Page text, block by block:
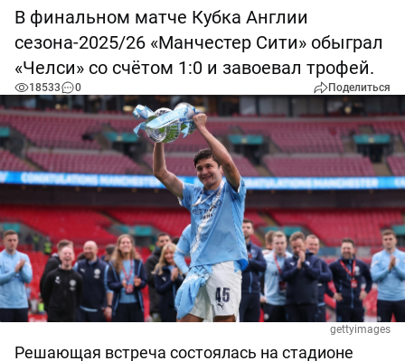
В финальном матче Кубка Англии
сезона-2025/26 «Манчестер Сити» обыграл
«Челси» со счётом 1:0 и завоевал трофей.
18533 0 Поделиться
gettyimages
Решающая встреча состоялась на стадионе